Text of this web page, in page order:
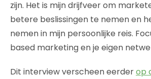
zijn. Het is mijn drijfveer om
betere beslissingen te nemen en
nemen in mijn persoonlijke reis.
based marketing en je eigen
Dit interview verscheen eerderop